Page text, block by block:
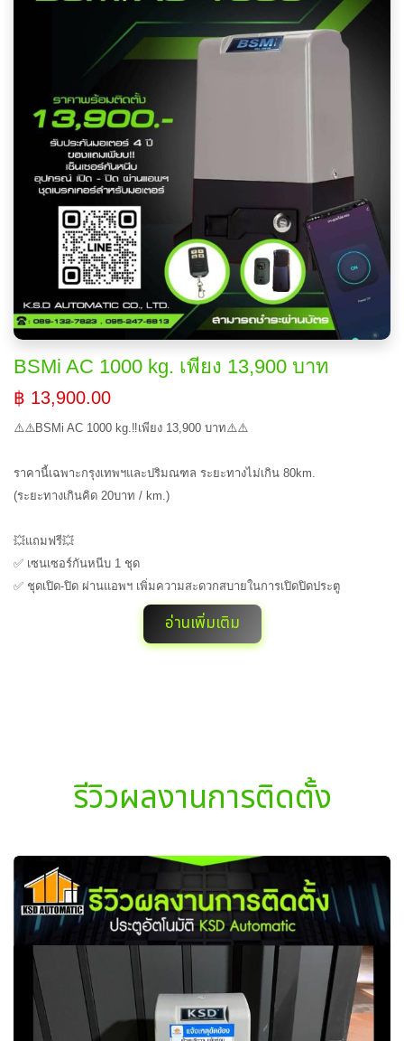
BSMi AC 1000 kg. เพียง 13,900 บาท
฿ 13,900.00
⚠️⚠️BSMi AC 1000 kg.‼️เพียง 13,900 บาท⚠️⚠️
ราคานี้เฉพาะกรุงเทพฯและปริมณฑล ระยะทางไม่เกิน 80km.
(ระยะทางเกินคิด 20บาท / km.)
💥แถมฟรี💥
✅ เซนเซอร์กันหนีบ 1 ชุด
✅ ชุดเปิด-ปิด ผ่านแอพฯ เพิ่มความสะดวกสบายในการเปิดปิดประตู
อ่านเพิ่มเติม
รีวิวผลงานการติดตั้ง